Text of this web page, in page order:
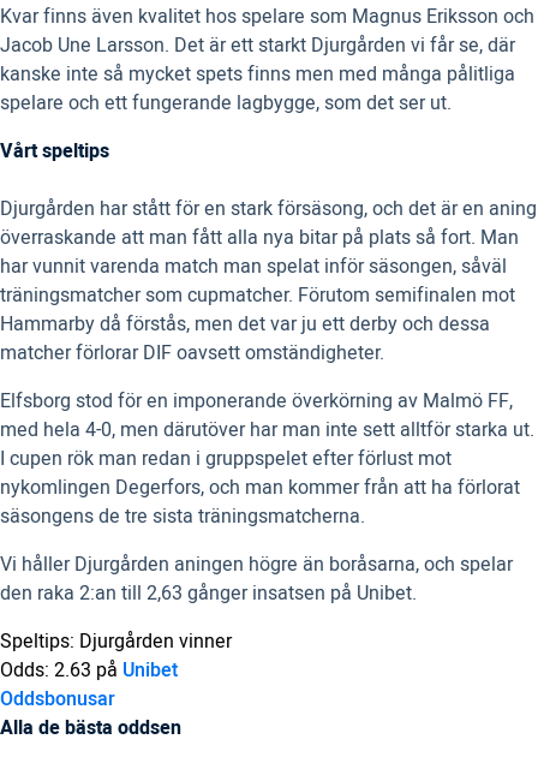
Kvar finns även kvalitet hos spelare som Magnus Eriksson och
Jacob Une Larsson. Det är ett starkt Djurgården vi får se, där
kanske inte så mycket spets finns men med många pålitliga
spelare och ett fungerande lagbygge, som det ser ut.
Vårt speltips
Djurgården har stått för en stark försäsong, och det är en aning
överraskande att man fått alla nya bitar på plats så fort. Man
har vunnit varenda match man spelat inför säsongen, såväl
träningsmatcher som cupmatcher. Förutom semifinalen mot
Hammarby då förstås, men det var ju ett derby och dessa
matcher förlorar DIF oavsett omständigheter.
Elfsborg stod för en imponerande överkörning av Malmö FF,
med hela 4-0, men därutöver har man inte sett alltför starka ut.
I cupen rök man redan i gruppspelet efter förlust mot
nykomlingen Degerfors, och man kommer från att ha förlorat
säsongens de tre sista träningsmatcherna.
Vi håller Djurgården aningen högre än boråsarna, och spelar
den raka 2:an till 2,63 gånger insatsen på Unibet.
Speltips: Djurgården vinner
Odds: 2.63 på Unibet
Oddsbonusar
Alla de bästa oddsen